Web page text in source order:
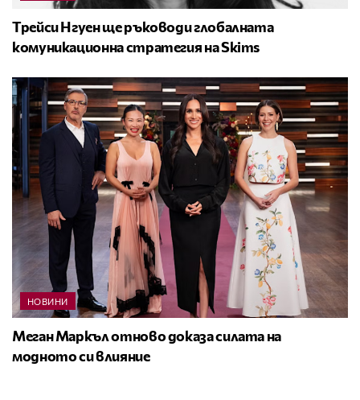
Трейси Нгуен ще ръководи глобалната
комуникационна стратегия на Skims
НОВИНИ
Меган Маркъл отново доказа силата на
модното си влияние